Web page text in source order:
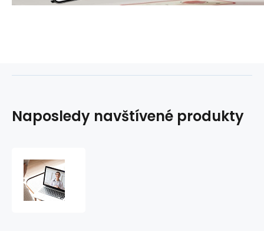
Naposledy navštívené produkty